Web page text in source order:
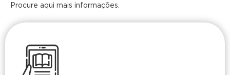
Procure aqui mais informações.